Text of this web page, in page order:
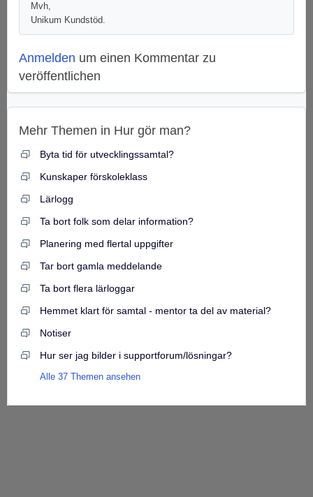
Mvh,
Unikum Kundstöd.
Anmelden um einen Kommentar zu
veröffentlichen
Mehr Themen in Hur gör man?
Byta tid för utvecklingssamtal?
Kunskaper förskoleklass
Lärlogg
Ta bort folk som delar information?
Planering med flertal uppgifter
Tar bort gamla meddelande
Ta bort flera lärloggar
Hemmet klart för samtal - mentor ta del av material?
Notiser
Hur ser jag bilder i supportforum/lösningar?
Alle 37 Themen ansehen